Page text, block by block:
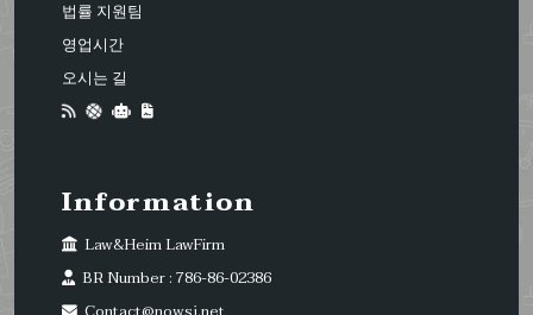
법률 지원팀
영업시간
오시는 길
Information
Law&Heim LawFirm
BR Number : 786-86-02386